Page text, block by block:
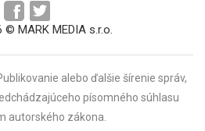
© MARK MEDIA s.r.o.
alebo ďalšie šírenie správ,
písomného súhlasu
autorského zákona.